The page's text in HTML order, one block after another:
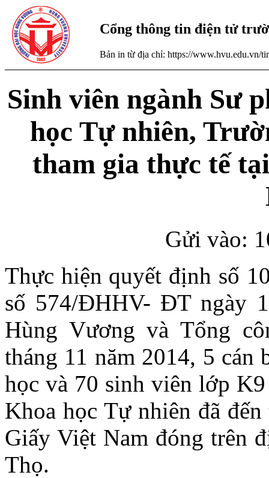
Cổng thông tin điện tử
Bản in từ địa chỉ: https://www.hvu.edu.vn/
Sinh viên ngành Sư
học Tự nhiên,
tham gia thực tế
Gửi vào:
Thực hiện quyết định số
số 574/ĐHHV- ĐT ngày
Hùng Vương và Tổng
tháng 11 năm 2014, 5 cán
học và 70 sinh viên lớp
Khoa học Tự nhiên đã
Giấy Việt Nam đóng trên
Thọ.